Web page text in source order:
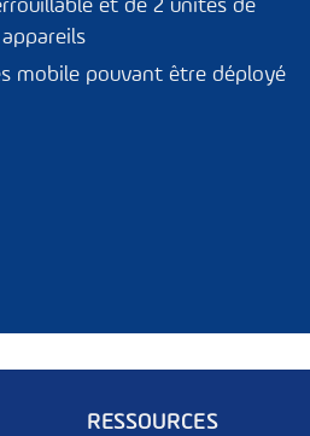
et de 2 unités de
mobile pouvant être déployé
RESSOURCES